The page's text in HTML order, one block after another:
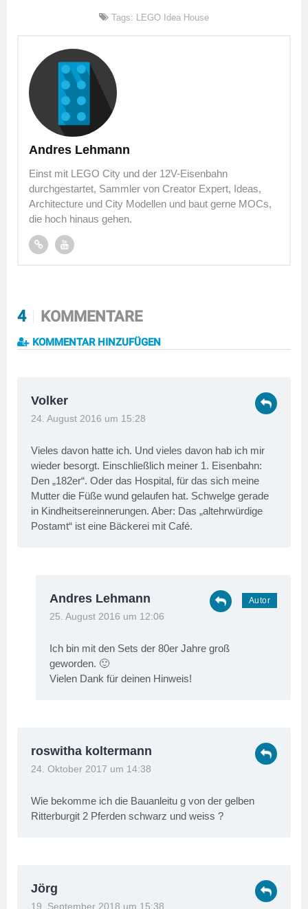
Tags: LEGO Idea House
Andres Lehmann
Einst mit LEGO City und der 12V-Eisenbahn
durchgestartet, Sammler von Creator Expert, Ideas,
Architecture und City Modellen und baut gerne MOCs,
die hoch hinaus gehen.
4 KOMMENTARE
KOMMENTAR HINZUFÜGEN
Volker
24. August 2016 um 15:28
Vieles davon hatte ich. Und vieles davon hab ich mir
wieder besorgt. Einschließlich meiner 1. Eisenbahn:
Den „182er“. Oder das Hospital, für das sich meine
Mutter die Füße wund gelaufen hat. Schwelge gerade
in Kindheitsereinnerungen. Aber: Das „altehrwürdige
Postamt“ ist eine Bäckerei mit Café.
Andres Lehmann
25. August 2016 um 12:06
Ich bin mit den Sets der 80er Jahre groß
geworden. 🙂
Vielen Dank für deinen Hinweis!
roswitha koltermann
24. Oktober 2017 um 14:38
Wie bekomme ich die Bauanleitu g von der gelben
Ritterburgit 2 Pferden schwarz und weiss ?
Jörg
19. September 2018 um 15:38